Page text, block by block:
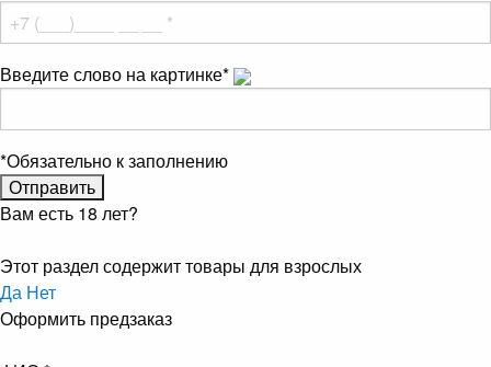
Введите слово на картинке*
*Обязательно к заполнению
Вам есть 18 лет?
Этот раздел содержит товары для взрослых
Да Нет
Оформить предзаказ